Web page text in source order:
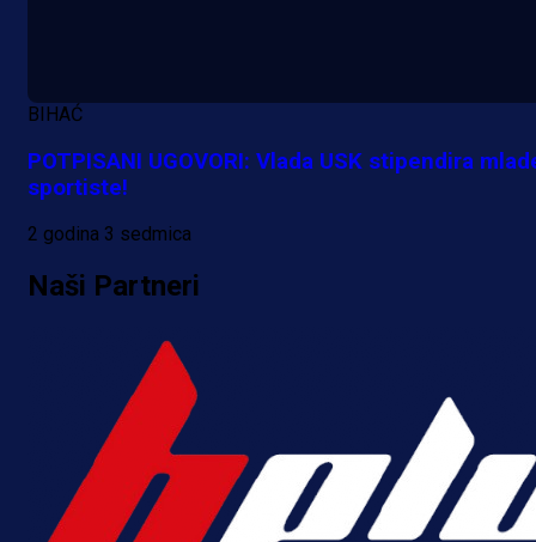
BIHAĆ
POTPISANI UGOVORI: Vlada USK stipendira
sportiste!
2 godina 3 sedmica
Naši Partneri